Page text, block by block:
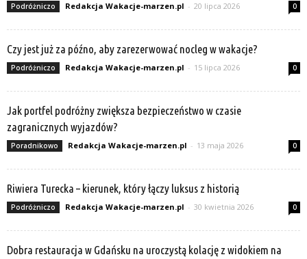
Podróżniczo Redakcja Wakacje-marzen.pl - 20 lipca 2026 0
Czy jest już za późno, aby zarezerwować nocleg w wakacje?
Podróżniczo Redakcja Wakacje-marzen.pl - 15 lipca 2026 0
Jak portfel podróżny zwiększa bezpieczeństwo w czasie
zagranicznych wyjazdów?
Poradnikowo Redakcja Wakacje-marzen.pl - 13 maja 2026 0
Riwiera Turecka – kierunek, który łączy luksus z historią
Podróżniczo Redakcja Wakacje-marzen.pl - 30 kwietnia 2026 0
Dobra restauracja w Gdańsku na uroczystą kolację z widokiem na